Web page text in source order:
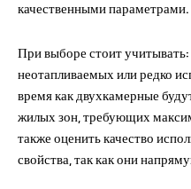
качественными параметрами.
При выборе стоит
неотапливаемых или редко
время как двухкамерные
жилых зон, требующих
также оценить качество
свойства, так как они